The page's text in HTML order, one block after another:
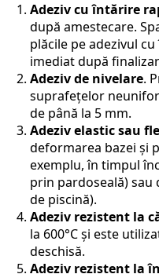
Adeziv cu întărire
după amestecare.
plăcile pe adezivul
imediat după
Adeziv de nivelare.
suprafețelor
de până la 5 mm.
Adeziv elastic sau
deformarea bazei și
exemplu, în timpul
prin pardoseală) sau
de piscină).
Adeziv rezistent la
la 600°C și este
deschisă.
Adeziv rezistent la